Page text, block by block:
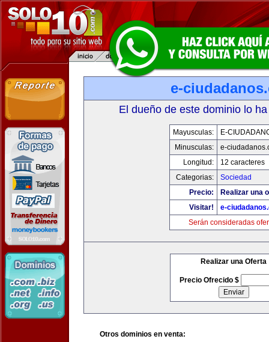
e-
El dueño de este dominio lo
Mayusculas:
E-
Minusculas:
e-
Longitud:
12 caracteres
Categorias:
Sociedad
Precio:
Realizar una
Visitar!
e-
Serán consideradas
Realizar una Oferta
Precio Ofrecido $
Otros dominios en venta: